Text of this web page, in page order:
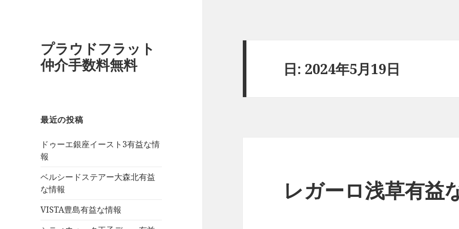
プラウドフラット
仲介手数料無料
最近の投稿
ドゥーエ銀座イースト3有益な情
報
ベルシードステアー大森北有益
な情報
VISTA豊島有益な情報
日: 2024年5月19日
レガーロ浅草有益